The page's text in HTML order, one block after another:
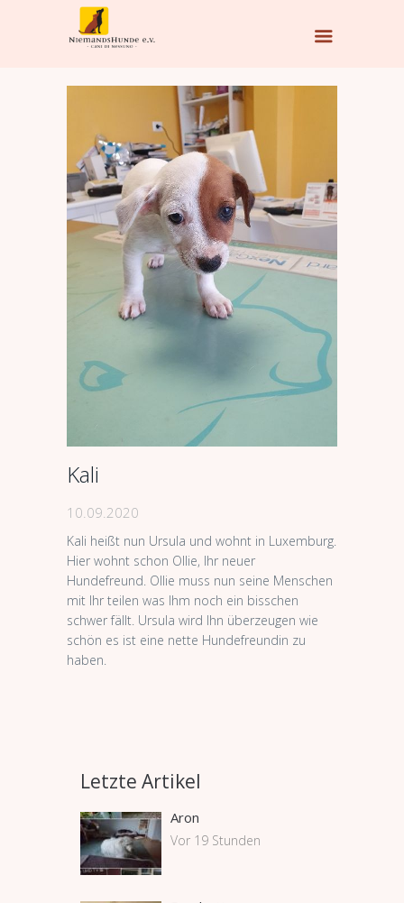
Kali
10.09.2020
Kali heißt nun Ursula und wohnt in Luxemburg.
Hier wohnt schon Ollie, Ihr neuer
Hundefreund. Ollie muss nun seine Menschen
mit Ihr teilen was Ihm noch ein bisschen
schwer fällt. Ursula wird Ihn überzeugen wie
schön es ist eine nette Hundefreundin zu
haben.
Letzte Artikel
Aron
Vor 19 Stunden